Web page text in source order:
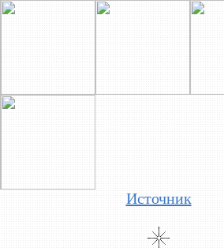
Источник